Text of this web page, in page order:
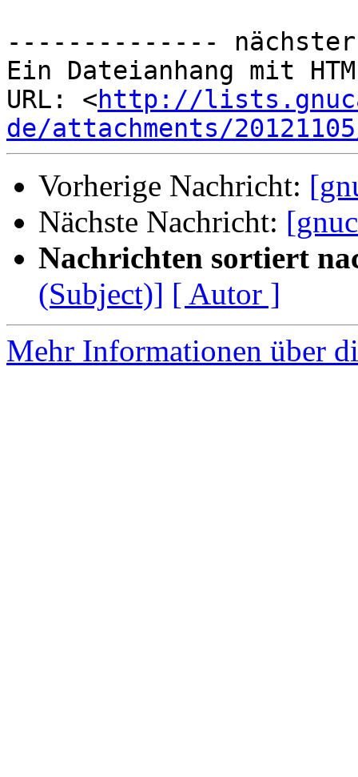
--------------
Ein Dateianhang mit
URL: <http://
de/attachments/
Vorherige Nachricht:
Nächste Nachricht:
Nachrichten sortiert
(Subject)] [ Autor ]
Mehr Informationen über